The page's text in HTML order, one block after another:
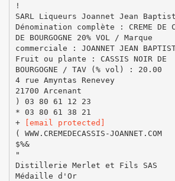
!
SARL Liqueurs Joannet Jean
Dénomination complète : CREME DE
DE BOURGOGNE 20% VOL / Marque
commerciale : JOANNET JEAN
Fruit ou plante : CASSIS NOIR DE
BOURGOGNE / TAV (% vol) : 20.00
4 rue Amyntas Renevey
21700 Arcenant
) 03 80 61 12 23
* 03 80 61 38 21
+
[email protected]
( WWW.CREMEDECASSIS-JOANNET.COM
$%&
"
Distillerie Merlet et Fils SAS
Médaille d'Or